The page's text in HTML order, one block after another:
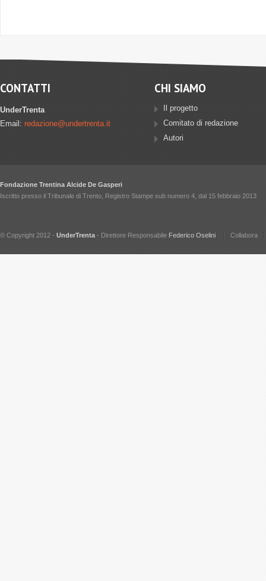
CONTATTI
UnderTrenta
Email: redazione@undertrenta.it
CHI SIAMO
Il progetto
Comitato di redazione
Autori
Fondazione Trentina Alcide De Gasperi
Iscritto presso il Tribunale di Trento, Registro Stampe sub numero 4, dal 15 febbraio 2013
© Copyright 2012 - UnderTrenta - Direttore Responsabile Federico Oselini Collabora